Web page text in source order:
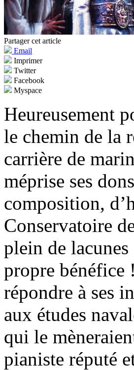
Partager cet article
Email
Imprimer
Twitter
Facebook
Myspace
Heureusement
le chemin de la
carrière de
méprise ses
composition,
Conservatoire
plein de
propre bénéfice
répondre à ses
aux études
qui le
pianiste réputé